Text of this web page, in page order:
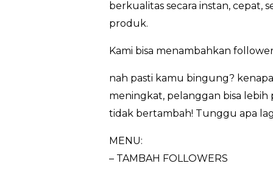
berkualitas secara instan, cepat,
produk.
Kami bisa menambahkan
nah pasti kamu bingung?
meningkat, pelanggan bisa lebih
tidak bertambah! Tunggu apa
MENU:
– TAMBAH FOLLOWERS